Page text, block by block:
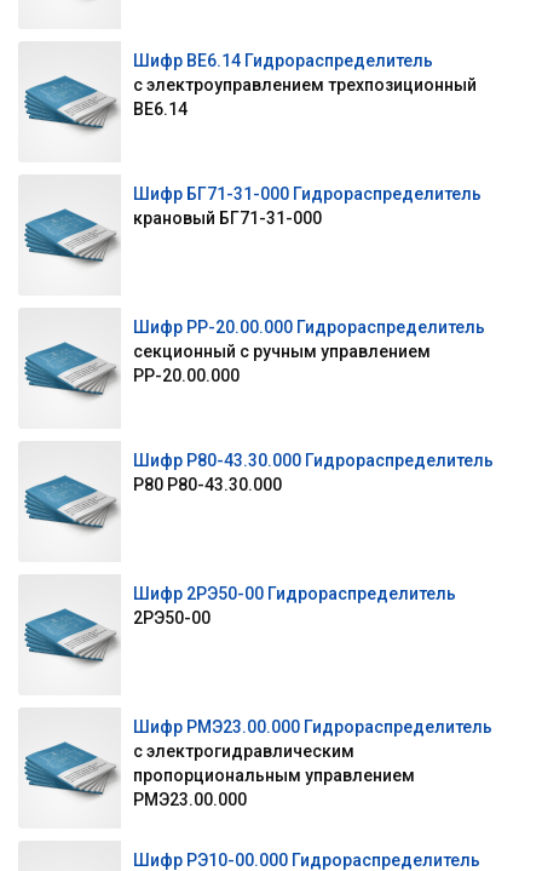
Шифр ВЕ6.14 Гидрораспределитель
с электроуправлением трехпозиционный
ВЕ6.14
Шифр БГ71-31-000 Гидрораспределитель
крановый БГ71-31-000
Шифр РР-20.00.000 Гидрораспределитель
секционный с ручным управлением
РР-20.00.000
Шифр Р80-43.30.000 Гидрораспределитель
Р80 Р80-43.30.000
Шифр 2РЭ50-00 Гидрораспределитель
2РЭ50-00
Шифр РМЭ23.00.000 Гидрораспределитель
с электрогидравлическим
пропорциональным управлением
РМЭ23.00.000
Шифр РЭ10-00.000 Гидрораспределитель